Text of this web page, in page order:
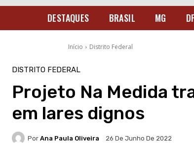
DESTAQUES BRASIL MG DF
Início Distrito Federal
DISTRITO FEDERAL
Projeto Na Medida
em lares dignos
Por Ana Paula Oliveira 26 De Junho De 2022